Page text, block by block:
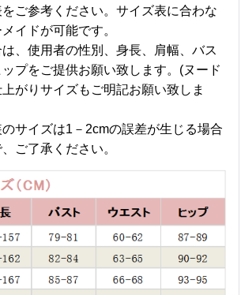
ご参考ください。サイズ表に合わな
イドが可能です。
、使用者の性別、身長、肩幅、バス
ップをご提供お願い致します。(ヌード
がりサイズもご明記お願い致しま
サイズは1－2cmの誤差が生じる場合
ご了承ください。